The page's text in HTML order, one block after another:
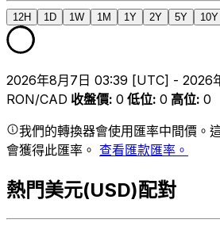
12H 1D 1W 1M 1Y 2Y 5Y 10Y
2026年8月7日 03:39 [UTC] - 2026
RON/CAD 收盤價: 0 低位: 0 高位: 0
我們的轉換器會使用匯率中間價。
會獲得此匯率。 查看匯款匯率。
熱門美元(USD)配對